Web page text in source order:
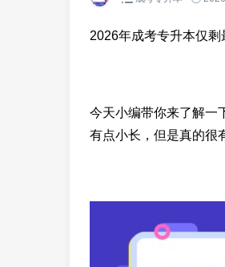
2026年成考专升本仅
今天小编带你来了解一
有点小长，但是真的很